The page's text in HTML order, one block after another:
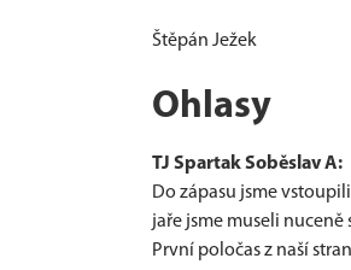
Štěpán Ježek
Ohlasy
TJ Spartak Soběslav A:
Do zápasu jsme
jaře jsme museli
První poločas z naší